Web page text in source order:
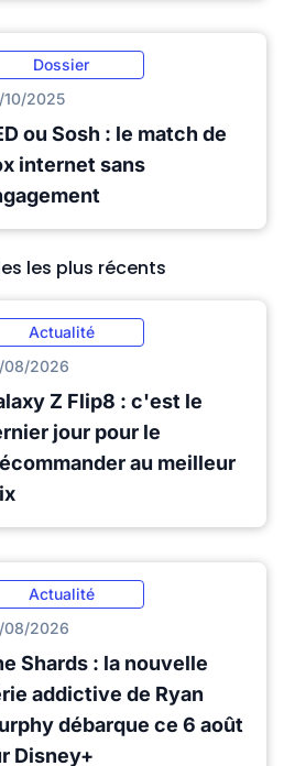
Dossier
2025
ou Sosh : le match de
internet sans
les plus récents
Actualité
08/2026
Z Flip8 : c'est le
jour pour le
au meilleur
Actualité
08/2026
Shards : la nouvelle
addictive de Ryan
débarque ce 6 août
Disney+